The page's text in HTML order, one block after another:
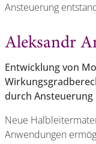
Ansteuerung
Aleksandr
Entwicklung von
durch
Neue
Anwendungen